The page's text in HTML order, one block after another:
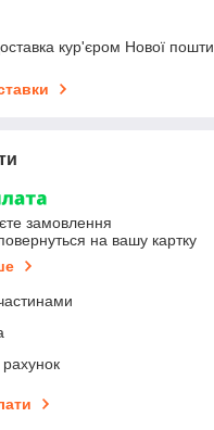
кур'єром Нової пошти
замовлення
на вашу картку